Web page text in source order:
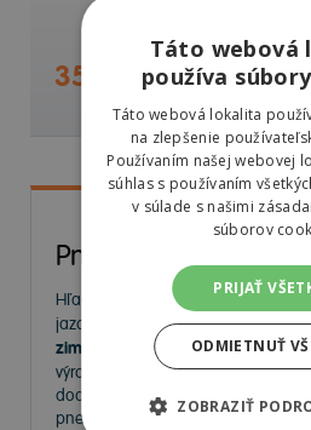
358,00 €
Pneumatiky
Hľadáte kvalitnépneumatiky pre
jazdu? Na
MorePneu.sknájdete
zimných a celoročných pneumatík
výrobcov. Ponúkame pneumatiky
dodávky aj úžitkové vozidlá.
pneumatiky za výhodné ceny a
Táto webová
používa
Táto webová lokalita
na zlepšenie
Používaním našej webovej
súhlas s používaním
v súlade s našimi
súborov
PRIJAŤ
ODMIETNUŤ
ZOBRAZIŤ